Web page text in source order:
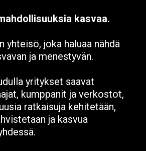
kasvaa.
yhteisö, joka haluaa nähdä
ja menestyvän.
yritykset saavat
kumppanit ja verkostot,
ratkaisuja kehitetään,
ja kasvua